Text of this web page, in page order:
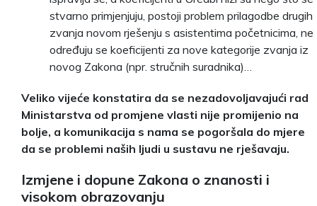
stvarno primjenjuju, postoji problem prilagodbe drugih
zvanja novom rješenju s asistentima početnicima, ne
određuju se koeficijenti za nove kategorije zvanja iz
novog Zakona (npr. stručnih suradnika)…
Veliko vijeće konstatira da se nezadovoljavajući rad
Ministarstva od promjene vlasti nije promijenio na
bolje, a komunikacija s nama se pogoršala do mjere
da se problemi naših ljudi u sustavu ne rješavaju.
Izmjene i dopune Zakona o znanosti i
visokom obrazovanju